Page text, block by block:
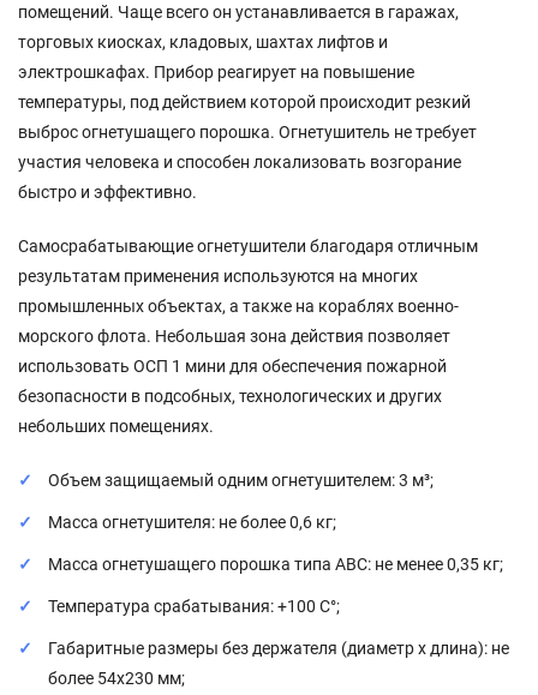
помещений. Чаще всего он устанавливается в гаражах,
торговых киосках, кладовых, шахтах лифтов и
электрошкафах. Прибор реагирует на повышение
температуры, под действием которой происходит резкий
выброс огнетушащего порошка. Огнетушитель не требует
участия человека и способен локализовать возгорание
быстро и эффективно.
Самосрабатывающие огнетушители благодаря отличным
результатам применения используются на многих
промышленных объектах, а также на кораблях военно-
морского флота. Небольшая зона действия позволяет
использовать ОСП 1 мини для обеспечения пожарной
безопасности в подсобных, технологических и других
небольших помещениях.
Объем защищаемый одним огнетушителем: 3 м³;
Масса огнетушителя: не более 0,6 кг;
Масса огнетушащего порошка типа АВС: не менее 0,35 кг;
Температура срабатывания: +100 С°;
Габаритные размеры без держателя (диаметр х длина): не
более 54х230 мм;